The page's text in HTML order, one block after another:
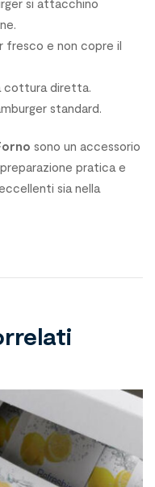
si attacchino
fresco e non copre il
cottura diretta.
standard.
sono un accessorio
pratica e
sia nella